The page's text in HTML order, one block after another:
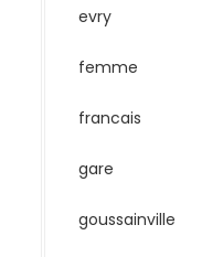
evry
femme
francais
gare
goussainville